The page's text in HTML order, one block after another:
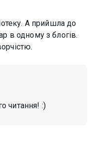
А прийшла до
в одному з блогів.
читання! :)